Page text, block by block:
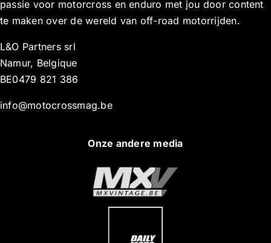
passie voor motorcross en enduro met jou door content
te maken over de wereld van off-road motorrijden.
L&O Partners srl
Namur, Belgique
BE0479 821 386
info@motocrossmag.be
Onze andere media